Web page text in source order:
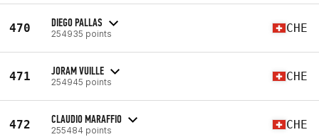
470 DIEGO PALLAS
254935 points CHE
471 JORAM VUILLE
254945 points CHE
472 CLAUDIO MARAFFIO
255484 points CHE